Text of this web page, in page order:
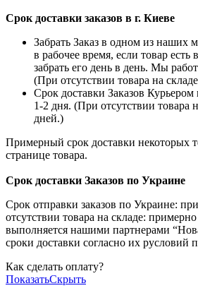
Срок доставки заказов в г. Киеве
Забрать Заказ в одном из наших
в рабочее время, если товар
забрать его день в день. Мы
(При отсутствии товара на
Срок доставки Заказов
1-2 дня. (При отсутствии товара
дней.)
Примерный срок доставки некоторых
странице товара.
Срок доставки Заказов по Украине
Срок отправки заказов по Украине:
отсутствии товара на складе:
выполняется нашими партнерами
сроки доставки согласно их русловий
Как сделать оплату?
ПоказатьСкрыть